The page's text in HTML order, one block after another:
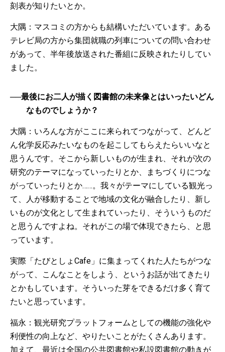
刻表が知りたいとか。
大隅：マスコミの方からも結構いただいています。ある
テレビ局の方から集団就職の列車についての問い合わせ
があって、半年後放送された番組に反映されたりしてい
ました。
──最後にお二人が描く図書館の未来像とはいったいどん
なものでしょうか？
大隅：いろんな方がここに来られてつながって、どんど
ん化学反応みたいなものを起こしてもらえたらいいなと
思うんです。そこから新しいものが生まれ、それが次の
研究のテーマになっていったりとか、まちづくりにつな
がっていったりとか……。我々がテーマにしている観光っ
て、人が移動することで地域の文化が融合したり、新し
いものが文化として生まれていったり、そういうものだ
と思うんですよね。それがこの場で体現できたら、と思
っています。
実際「たびとしょCafe」に集まってくれた人たちがつな
がって、こんなことをしよう、というお話が出てきたり
とかもしています。そういった芽をできるだけ多く育て
たいと思っています。
福永：観光研究プラットフォームとしての機能の強化や
利便性の向上など、やりたいことがたくさんあります。
加えて、最近は全国の公共図書館や私設図書館の動きが